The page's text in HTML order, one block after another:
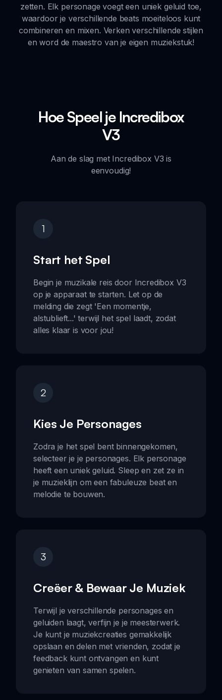
zetten. Elk personage voegt een uniek geluid toe,
waardoor je verschillende beats moeiteloos kunt
combineren en mixen. Verken verschillende stijlen
en word de maestro van je eigen muziekstuk!
Hoe Speel je Incredibox
V3
Aan de slag met Incredibox V3 is
eenvoudig!
1
Start het Spel
Begin je muzikale reis door Incredibox V3
op je apparaat te starten. Let op de
melding die zegt 'Een momentje,
alstublieft...' terwijl het spel laadt, zodat
alles klaar is voor jou!
2
Kies Je Personages
Zodra je het spel bent binnengekomen,
selecteer je je personages. Elk personage
heeft een uniek geluid. Sleep en zet ze in
je muzieklijn om een fabuleuze beat en
melodie te bouwen.
3
Creëer & Bewaar Je Muziek
Terwijl je verschillende personages en
geluiden laagt, verfijn je je meesterwerk.
Je kunt je muziekcreaties gemakkelijk
opslaan en delen met vrienden, zodat je
feedback kunt ontvangen en kunt
genieten van samen spelen.